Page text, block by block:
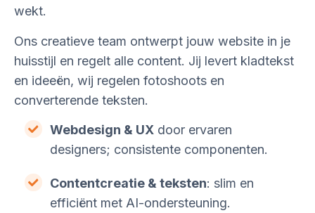
wekt.
Ons creatieve team ontwerpt jouw website in je
huisstijl en regelt alle content. Jij levert kladtekst
en ideeën, wij regelen fotoshoots en
converterende teksten.
Webdesign & UX door ervaren
designers; consistente componenten.
Contentcreatie & teksten: slim en
efficiënt met AI-ondersteuning.